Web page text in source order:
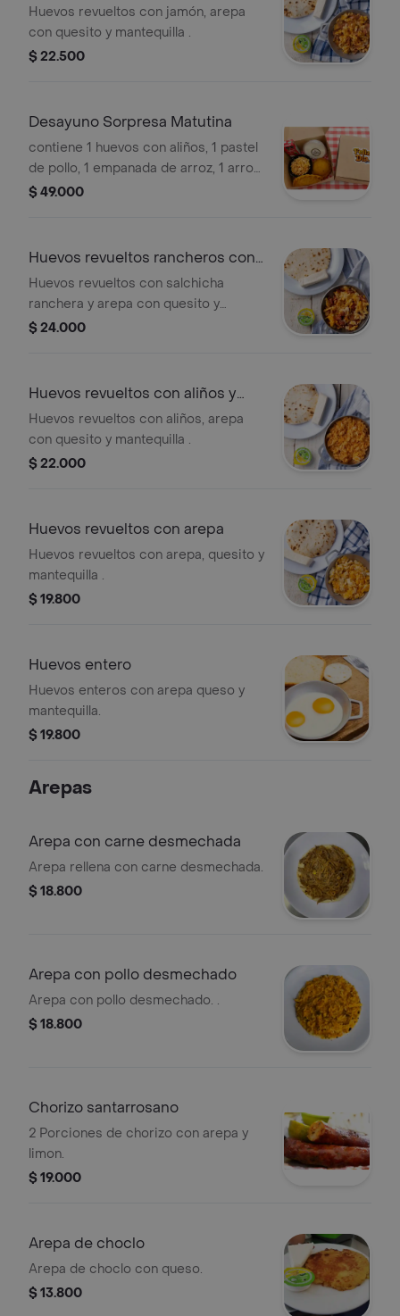
jamón,arepa y queso
Huevos revueltos con jamón, arepa
con quesito y mantequilla .
$ 22.500
Desayuno Sorpresa Matutina
contiene 1 huevos con aliños, 1 pastel
de pollo, 1 empanada de arroz, 1 arroz
con leche y 1 jugo néctar tamaño
$ 49.000
Huevos revueltos rancheros con
arepa
Huevos revueltos con salchicha
ranchera y arepa con quesito y
mantequilla .
$ 24.000
Huevos revueltos con aliños y
arepa
Huevos revueltos con aliños, arepa
con quesito y mantequilla .
$ 22.000
Huevos revueltos con arepa
Huevos revueltos con arepa, quesito y
mantequilla .
$ 19.800
Huevos entero
Huevos enteros con arepa queso y
mantequilla.
$ 19.800
Arepas
Arepa con carne desmechada
Arepa rellena con carne desmechada.
$ 18.800
Arepa con pollo desmechado
Arepa con pollo desmechado. .
$ 18.800
Chorizo santarrosano
2 Porciones de chorizo con arepa y
limon.
$ 19.000
Arepa de choclo
Arepa de choclo con queso.
$ 13.800